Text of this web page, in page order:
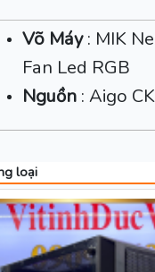
Võ Máy: MIK
Fan Led RGB
Nguồn : Aigo
loại